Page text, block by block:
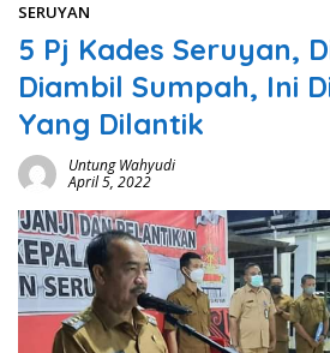
SERUYAN
5 Pj Kades Seruyan,
Diambil Sumpah, Ini
Yang Dilantik
Untung Wahyudi
April 5, 2022